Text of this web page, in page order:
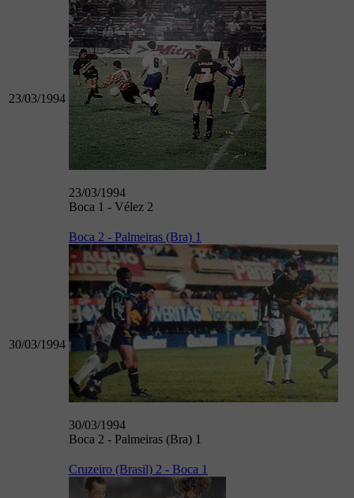
23/03/1994
23/03/1994
Boca 1 - Vélez 2
30/03/1994
Boca 2 - Palmeiras (Bra) 1
30/03/1994
Boca 2 - Palmeiras (Bra) 1
Cruzeiro (Brasil) 2 - Boca 1